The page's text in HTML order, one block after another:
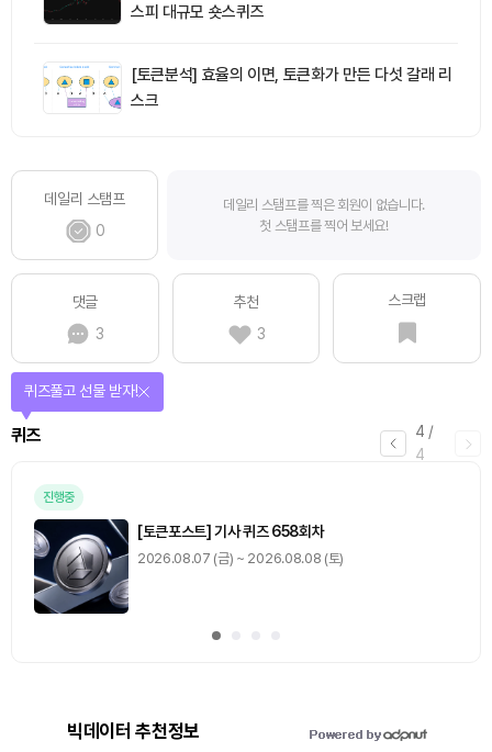
스피 대규모 숏스퀴즈
[토큰분석] 효율의 이면, 토큰화가 만든 다섯 갈래 리
스크
데일리 스탬프
0
데일리 스탬프를 찍은 회원이 없습니다.
첫 스탬프를 찍어 보세요!
댓글
3
추천
3
스크랩
4 /
4
퀴즈
퀴즈풀고 선물 받자!
진행중
[토큰포스트] 기사 퀴즈 658회차
2026.08.07 (금) ~ 2026.08.08 (토)
빅데이터 추천정보